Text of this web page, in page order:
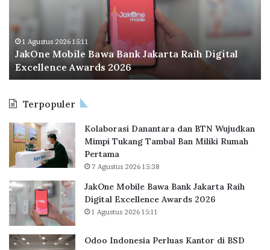
o
n
e
s
a
e
r
l
u
a
s
K
a
t
1 Agustus 2026 11:51
Odoo Indonesia Perluas Kantor di BSD City,
Perkuat Ekosistem Digital Hub
Terpopuler
Kolaborasi Danantara dan BTN Wujudkan
Mimpi Tukang Tambal Ban Miliki Rumah
Pertama
7 Agustus 2026 15:38
JakOne Mobile Bawa Bank Jakarta Raih
Digital Excellence Awards 2026
1 Agustus 2026 15:11
Odoo Indonesia Perluas Kantor di BSD